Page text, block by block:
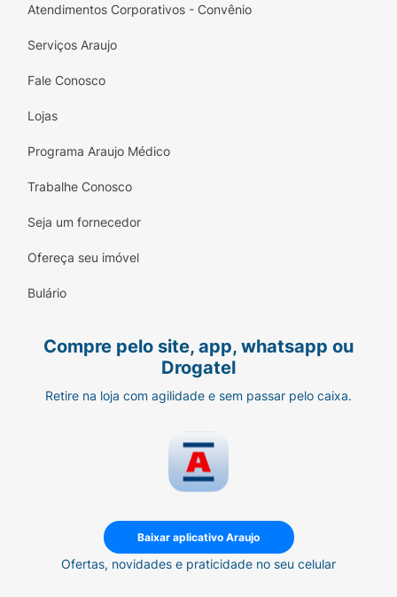
Atendimentos Corporativos - Convênio
Serviços Araujo
Fale Conosco
Lojas
Programa Araujo Médico
Trabalhe Conosco
Seja um fornecedor
Ofereça seu imóvel
Bulário
Compre pelo site, app, whatsapp ou
Drogatel
Retire na loja com agilidade e sem passar pelo caixa.
Baixar aplicativo Araujo
Ofertas, novidades e praticidade no seu celular